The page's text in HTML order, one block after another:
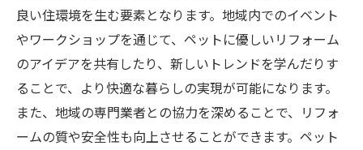
良い住環境を生む要素となります。地域内でのイベント
やワークショップを通じて、ペットに優しいリフォーム
のアイデアを共有したり、新しいトレンドを学んだりす
ることで、より快適な暮らしの実現が可能になります。
また、地域の専門業者との協力を深めることで、リフォ
ームの質や安全性も向上させることができます。ペット